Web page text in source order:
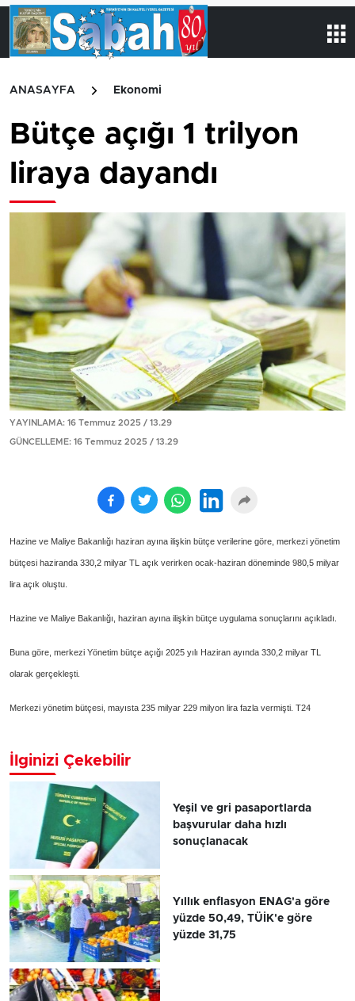
ANASAYFA Ekonomi
Bütçe açığı 1 trilyon
liraya dayandı
YAYINLAMA: 16 Temmuz 2025 / 13.29
GÜNCELLEME: 16 Temmuz 2025 / 13.29
Hazine ve Maliye Bakanlığı haziran ayına ilişkin bütçe verilerine göre, merkezi yönetim
bütçesi haziranda 330,2 milyar TL açık verirken ocak-haziran döneminde 980,5 milyar
lira açık oluştu.
Hazine ve Maliye Bakanlığı, haziran ayına ilişkin bütçe uygulama sonuçlarını açıkladı.
Buna göre, merkezi Yönetim bütçe açığı 2025 yılı Haziran ayında 330,2 milyar TL
olarak gerçekleşti.
Merkezi yönetim bütçesi, mayısta 235 milyar 229 milyon lira fazla vermişti. T24
İlginizi Çekebilir
Yeşil ve gri pasaportlarda
başvurular daha hızlı
sonuçlanacak
Yıllık enflasyon ENAG'a göre
yüzde 50,49, TÜİK'e göre
yüzde 31,75